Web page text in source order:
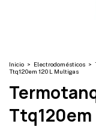
Inicio > Electrodomésticos >
Ttq120em 120 L Multigas